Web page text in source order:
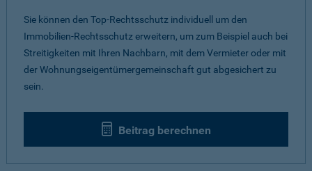
Sie können den Top-Rechtsschutz individuell um den
Immobilien-Rechtsschutz erweitern, um zum Beispiel auch bei
Streitigkeiten mit Ihren Nachbarn, mit dem Vermieter oder mit
der Wohnungseigentümergemeinschaft gut abgesichert zu
sein.
Beitrag berechnen